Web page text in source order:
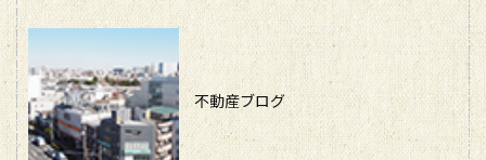
不動産ブログ